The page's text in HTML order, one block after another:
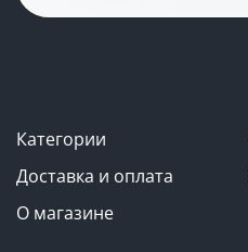
Категории
Доставка и оплата
О магазине